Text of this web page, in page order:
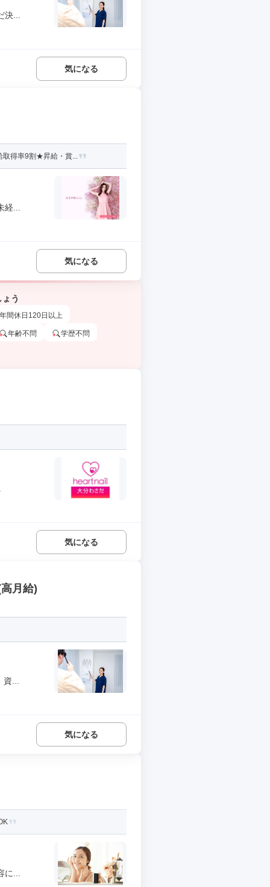
...
気になる
取得率9割★昇給・賞...
...
気になる
う
年間休日120日以上
年齢不問 学歴不問
気になる
月給)
...
気になる
...